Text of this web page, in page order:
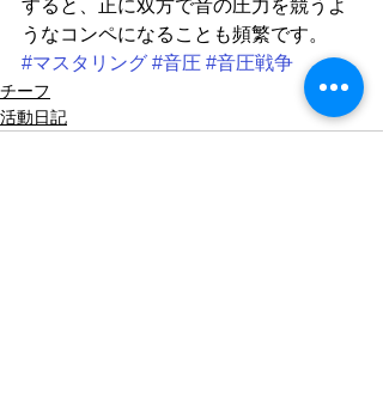
すると、正に双方で音の圧力を競うよ
うなコンペになることも頻繁です。
#マスタリング #音圧 #音圧戦争
チーフ
活動日記